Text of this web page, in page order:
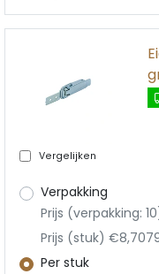
Vergelijken
Verpakking
Prijs (verpakking:
Prijs (stuk)
Per stuk